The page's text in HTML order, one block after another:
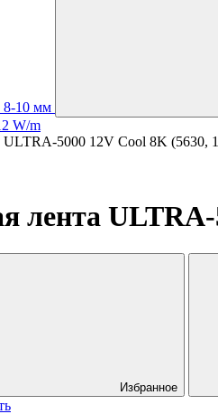
8-10 мм
W/m
ULTRA-5000 12V Cool 8K
лента
Избранное